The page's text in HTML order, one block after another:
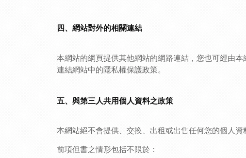
四、網站對外的相關連結
本網站的網頁提供其他網站的網路連結，您也可經由
連結網站中的隱私權保護政策。
五、與第三人共用個人資料之政策
本網站絕不會提供、交換、出租或出售任何您的個人
前項但書之情形包括不限於：